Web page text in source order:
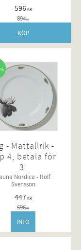
596KR
894KR
KÖP
- Mattallrik -
4, betala för
3!
Nordica - Rolf
Svensson
447 KR
596KR
%
INFO